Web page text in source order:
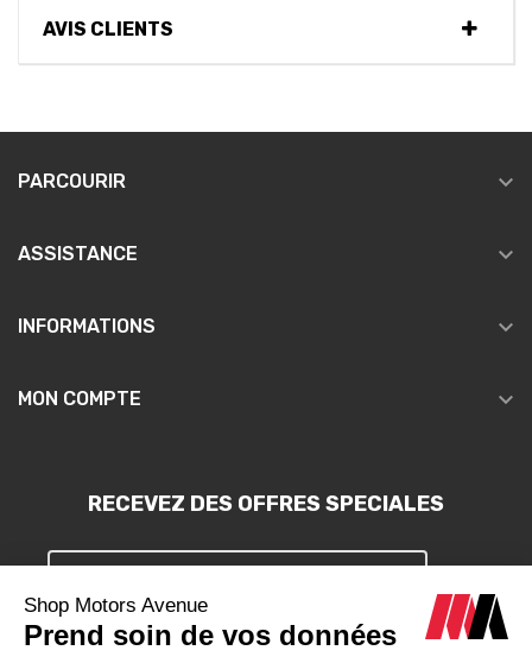
AVIS CLIENTS
PARCOURIR 
ASSISTANCE 
INFORMATIONS 
MON COMPTE 
RECEVEZ DES OFFRES SPECIALES